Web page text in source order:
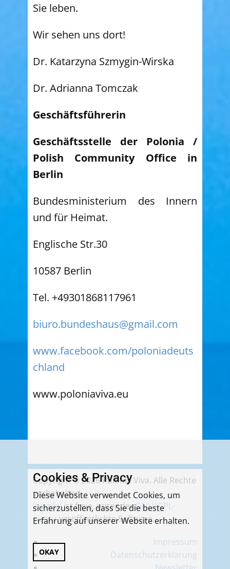
Sie leben.
Wir sehen uns dort!
Dr. Katarzyna Szmygin-Wirska
Dr. Adrianna Tomczak
Geschäftsführerin
Geschäftsstelle der Polonia /
Polish Community Office in
Berlin
Bundesministerium des Innern
und für Heimat.
Englische Str.30
10587 Berlin
Tel. +49301868117961
biuro.bundeshaus@gmail.com
www.facebook.com/poloniadeuts
chland
www.poloniaviva.eu
Copyright © 2026 Polonia Viva. Alle Rechte
vorbehalten.
Joomla!ist freie, unter derGNU/GPL-
Lizenzveröffentlichte Software.
Impressum
Datenschutzerklärung
Cookies & Privacy
Diese Website verwendet Cookies, um
sicherzustellen, dass Sie die beste
Erfahrung auf unserer Website erhalten.
OKAY